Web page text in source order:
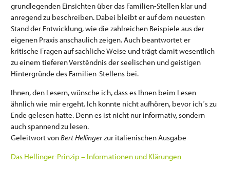
grundlegenden Einsichten über das Familien-Stellen klar und
anregend zu beschreiben. Dabei bleibt er auf dem neuesten
Stand der Entwicklung, wie die zahlreichen Beispiele aus der
eigenen Praxis anschaulich zeigen. Auch beantwortet er
kritische Fragen auf sachliche Weise und trägt damit wesentlich
zu einem tieferen Verstêndnis der seelischen und geistigen
Hintergründe des Familien-Stellens bei.
Ihnen, den Lesern, wünsche ich, dass es Ihnen beim Lesen
ähnlich wie mir ergeht. Ich konnte nicht aufhören, bevor ich´s zu
Ende gelesen hatte. Denn es ist nicht nur informativ, sondern
auch spannend zu lesen.
Geleitwort vonBert Hellingerzur italienischen Ausgabe
Das Hellinger-Prinzip – Informationen und Klärungen